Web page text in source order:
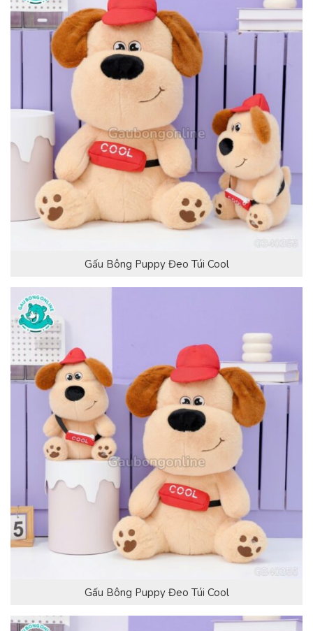
Gấu Bông Puppy Đeo Túi Cool
Gấu Bông Puppy Đeo Túi Cool